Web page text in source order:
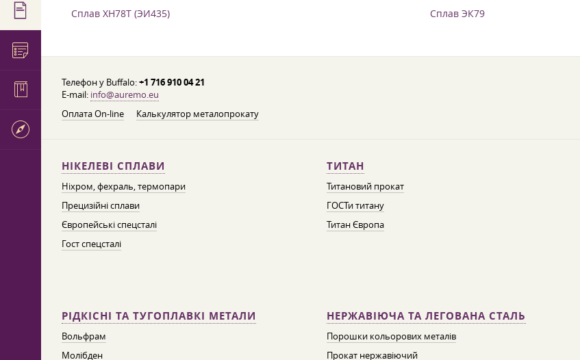
Сплав ХН78Т (ЭИ435)
Сплав ЭК79
Телефон у Buffalo:+1 716 910 04 21
E-mail: info@auremo.eu
Оплата On-line
Калькулятор металопрокату
НІКЕЛЕВІ СПЛАВИ
Ніхром, фехраль, термопари
Прецизійні сплави
Європейські спецсталі
Гост спецсталі
ТИТАН
Титановий прокат
ГОСТи титану
Титан Європа
РІДКІСНІ ТА ТУГОПЛАВКІ МЕТАЛИ
Вольфрам
Молібден
НЕРЖАВІЮЧА ТА ЛЕГОВАНА СТАЛЬ
Порошки кольорових металів
Прокат нержавіючий